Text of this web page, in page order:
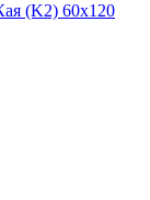
(K2) 60х120